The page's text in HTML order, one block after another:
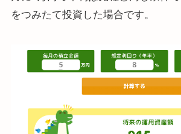
をつみたて投資した場合です。